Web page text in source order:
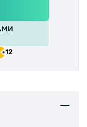
14G.
12